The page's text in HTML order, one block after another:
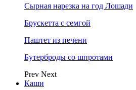
Сырная нарезка на год Лошади
Брускетта с семгой
Паштет из печени
Бутерброды со шпротами
Prev Next
Каши